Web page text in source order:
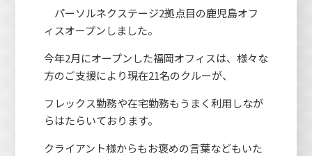
パーソルネクステージ2拠点目の鹿児島オフ
ィスオープンしました。
今年2月にオープンした福岡オフィスは、様々な
方のご支援により現在21名のクルーが、
フレックス勤務や在宅勤務もうまく利用しなが
らはたらいております。
クライアント様からもお褒めの言葉などもいた